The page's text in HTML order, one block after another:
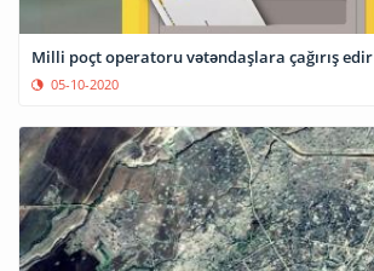
Milli poçt operatoru vətəndaşlara çağırış edir
05-10-2020